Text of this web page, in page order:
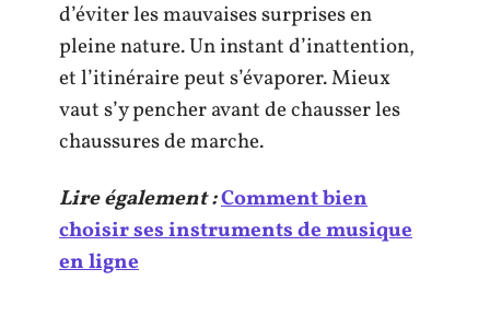
d’éviter les mauvaises surprises en
pleine nature. Un instant d’inattention,
et l’itinéraire peut s’évaporer. Mieux
vaut s’y pencher avant de chausser les
chaussures de marche.
Lire également :Comment bien
choisir ses instruments de musique
en ligne